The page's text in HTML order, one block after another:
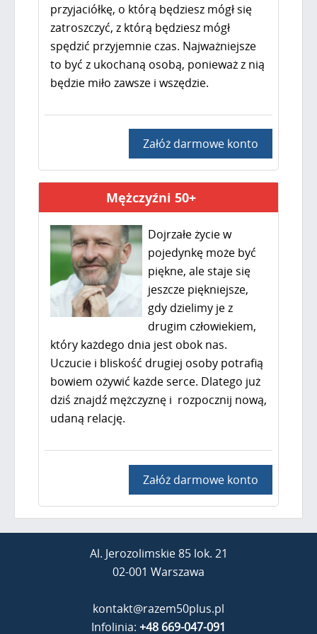
przyjaciółkę, o którą będziesz mógł się
zatroszczyć, z którą będziesz mógł
spędzić przyjemnie czas. Najważniejsze
to być z ukochaną osobą, ponieważ z nią
będzie miło zawsze i wszędzie.
Załóż darmowe konto
Mężczyźni 50+
Dojrzałe życie w
pojedynkę może być
piękne, ale staje się
jeszcze piękniejsze,
gdy dzielimy je z
drugim człowiekiem,
który każdego dnia jest obok nas.
Uczucie i bliskość drugiej osoby potrafią
bowiem ożywić każde serce. Dlatego już
dziś znajdź mężczyznę i rozpocznij nową,
udaną relację.
Załóż darmowe konto
Al. Jerozolimskie 85 lok. 21
02-001 Warszawa
kontakt@razem50plus.pl
Infolinia: +48 669-047-091